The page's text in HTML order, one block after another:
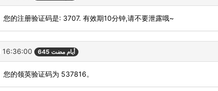
您的注册验证码是: 3707. 有效期10分钟,请不要泄露哦~
16:36:00 645 أيام مضت
您的领英验证码为 537816。